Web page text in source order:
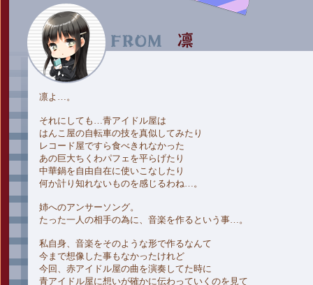
凛よ…。
それにしても…青アイドル屋は
はんこ屋の自転車の技を真似してみたり
レコード屋ですら食べきれなかった
あの巨大ちくわパフェを平らげたり
中華鍋を自由自在に使いこなしたり
何か計り知れないものを感じるわね…。
姉へのアンサーソング。
たった一人の相手の為に、音楽を作るという事…。
私自身、音楽をそのような形で作るなんて
今まで想像した事もなかったけれど
今回、赤アイドル屋の曲を演奏してた時に
青アイドル屋に想いが確かに伝わっていくのを見て